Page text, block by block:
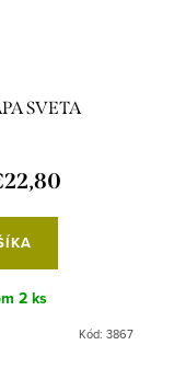
SVETA
2 ks
Kód: 3867